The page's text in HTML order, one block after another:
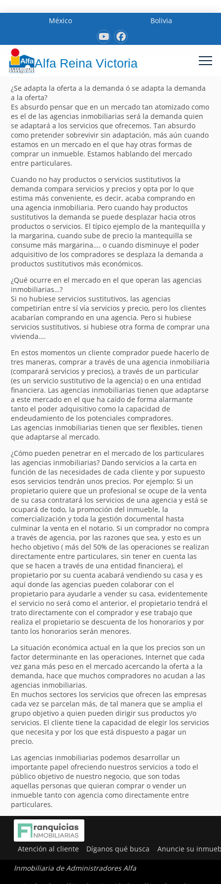
México Bolivia
Alfa Reina Victoria
¿Se adapta la oferta a la demanda ó se adapta la demanda
a la oferta?
Es absurdo pensar que en un mercado tan atomizado como
es el de las agencias inmobiliarias será la demanda quien
se adaptará a los servicios que ofrecemos. Tan absurdo
como pretender sobrevivir sin adaptación, más aún cuando
estamos en un mercado en el que hay otras formas de
comprar un inmueble. Estamos hablando del mercado
entre particulares.
Cuando no hay productos o servicios sustitutivos la
demanda compara servicios y precios y opta por lo que
estima más conveniente, es decir, acaba comprando en
una agencia inmobiliaria. Pero cuando hay productos
sustitutivos la demanda se puede desplazar hacia otros
productos o servicios. El típico ejemplo de la mantequilla y
la margarina, cuando sube de precio la mantequilla se
consume más margarina…. o cuando disminuye el poder
adquisitivo de los compradores se desplaza la demanda a
productos sustitutivos más económicos.
¿Qué ocurre en el mercado en el que operan las agencias
inmobiliarias…?
Si no hubiese servicios sustitutivos, las agencias
competirían entre sí vía servicios y precio, pero los clientes
acabarían comprando en una agencia. Pero si hubiese
servicios sustitutivos, si hubiese otra forma de comprar una
vivienda….
En estos momentos un cliente comprador puede hacerlo de
tres maneras, comprar a través de una agencia inmobiliaria
(comparará servicios y precios), a través de un particular
(es un servicio sustitutivo de la agencia) o en una entidad
financiera. Las agencias inmobiliarias tienen que adaptarse
a este mercado en el que ha caído de forma alarmante
tanto el poder adquisitivo como la capacidad de
endeudamiento de los potenciales compradores.
Las agencias inmobiliarias tienen que ser flexibles, tienen
que adaptarse al mercado.
¿Cómo pueden penetrar en el mercado de los particulares
las agencias inmobiliarias? Dando servicios a la carta en
función de las necesidades de cada cliente y por supuesto
esos servicios tendrán unos precios. Por ejemplo: Si un
propietario quiere que un profesional se ocupe de la venta
de su casa contratará los servicios de una agencia y está se
ocupará de todo, la promoción del inmueble, la
comercialización y toda la gestión documental hasta
culminar la venta en el notario. Si un comprador no compra
a través de agencia, por las razones que sea, y esto es un
hecho objetivo ( más del 50% de las operaciones se realizan
directamente entre particulares, sin tener en cuenta las
que se hacen a través de una entidad financiera), el
propietario por su cuenta acabará vendiendo su casa y es
aquí donde las agencias pueden colaborar con el
propietario para ayudarle a vender su casa, evidentemente
el servicio no será como el anterior, el propietario tendrá el
trato directamente con el comprador y ese trabajo que
realiza el propietario se descuenta de los honorarios y por
tanto los honorarios serán menores.
La situación económica actual en la que los precios son un
factor determinante en las operaciones, Internet que cada
vez gana más peso en el mercado acercando la oferta a la
demanda, hace que muchos compradores no acudan a las
agencias inmobiliarias.
En muchos sectores los servicios que ofrecen las empresas
cada vez se parcelan más, de tal manera que se amplia el
grupo objetivo a quien pueden dirigir sus productos y/o
servicios. El cliente tiene la capacidad de elegir los servicios
que necesita y por los que está dispuesto a pagar un
precio.
Las agencias inmobiliarias podemos desarrollar un
importante papel ofreciendo nuestros servicios a todo el
público objetivo de nuestro negocio, que son todas
aquellas personas que quieran comprar o vender un
inmueble tanto con agencia como directamente entre
particulares.
Atención al cliente Díganos qué busca Anuncie su
Inmobiliaria de Administradores Alfa
Utilizamos cookies para ofrecerte la mejor experiencia en
nuestra web.
Puedes aprender más sobre qué cookies utilizamos o